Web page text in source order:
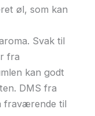
øl, som kan
Svak til
fra
kan godt
DMS fra
fraværende til